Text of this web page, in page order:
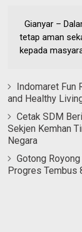
Gianyar –
tetap aman
kepada
Indomaret Fun
and Healthy
Cetak SDM
Sekjen Kemhan
Negara
Gotong
Progres Tembus